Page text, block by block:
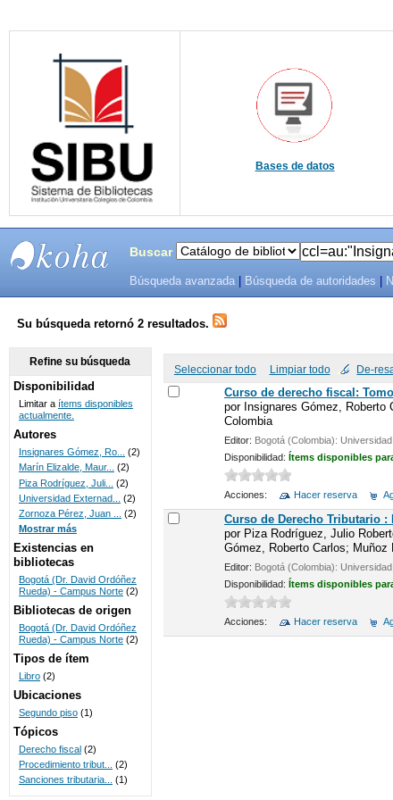
Bases de datos
SISTEMAS
DE
BIBLIOTECAS
UNICOC
Buscar
Búsqueda avanzada Búsqueda de autoridades
Su búsqueda retornó 2 resultados.
Seleccionar todo Limpiar todo De-
Curso de derecho fiscal:
por Insignares Gómez,
Colombia
Editor: Bogotá (Colombia):
Disponibilidad: Ítems disponibles
Acciones: Hacer reserva
Curso de Derecho Tributario
por Piza Rodríguez, Julio
Gómez, Roberto Carlos;
Editor: Bogotá (Colombia):
Disponibilidad: Ítems disponibles
Acciones: Hacer reserva
Refine su búsqueda
Disponibilidad
Limitar a ítems disponibles
actualmente.
Autores
Insignares Gómez, Ro...
(2)
Marín Elizalde, Maur... (2)
Piza Rodríguez, Juli...
(2)
Universidad Externad...
(2)
Zornoza Pérez, Juan ...
(2)
Mostrar más
Existencias en
bibliotecas
Bogotá (Dr. David Ordóñez
Rueda) - Campus Norte (2)
Bibliotecas de origen
Bogotá (Dr. David Ordóñez
Rueda) - Campus Norte (2)
Tipos de ítem
Libro (2)
Ubicaciones
Segundo piso (1)
Tópicos
Derecho fiscal (2)
Procedimiento tribut...
(2)
Sanciones tributaria... (1)